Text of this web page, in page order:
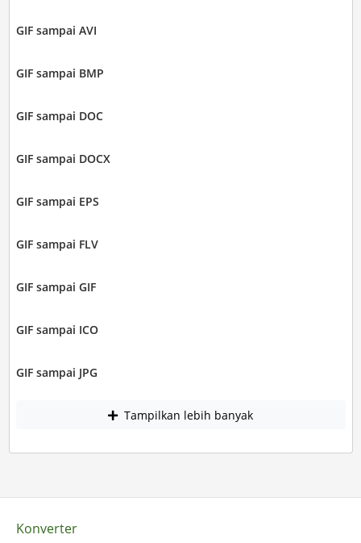
GIF sampai AVI
GIF sampai BMP
GIF sampai DOC
GIF sampai DOCX
GIF sampai EPS
GIF sampai FLV
GIF sampai GIF
GIF sampai ICO
GIF sampai JPG
Tampilkan lebih banyak
Konverter